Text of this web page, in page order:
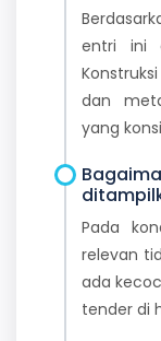
entri ini
dan
yang
Pada
relevan
ada
tender di